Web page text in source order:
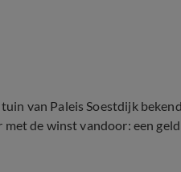
van Paleis Soestdijk
de winst vandoor: een